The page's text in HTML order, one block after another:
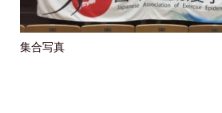
集合写真